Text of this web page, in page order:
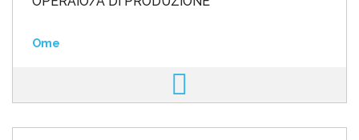
Ome